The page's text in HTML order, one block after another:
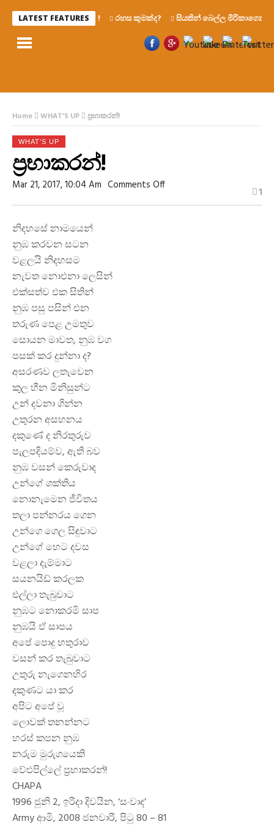
LATEST FEATURES රහස කුමක්ද? සියතින් බෙල්ල මිරිකාගෙන
Home WHAT'S UP ප්‍රභාකරන්!
WHAT'S UP
ප්‍රභාකරන්!
Mar 21, 2017, 10:04 Am Comments OffOn
1
නිදහසේ නාමයෙන්
නුඹ කරවන සටන
වළලයි නිදහසම
නැවත නොඑනා ලෙසින්
එක්සත්ව එක සිතින්
නුඹ පසු පසින් එන
තරුණ පෙළ උමතුව
සොයන මාවත, නුඹ වග
පසක් කර දුන්නා ද?
අසරණව ලතැවෙන
කුල හීන මිනිසුන්ට
උන් දවනා ගින්න
උතුරන අසහනය
දකුණේ ද නිරතුරුව
පැලපදියම්ව, ඇති බව
නුඹ වසන් කෙරුවාද
උන්ගේ ශක්තිය
නොනැමෙන ජීවිතය
තලා පන්නරය ගෙන
උන්ගෙ ගෙල සිඳුවාට
උන්ගේ හෙට දවස
වළලා දැම්මාට
සයනයිඩ් කරලක
එල්ලා තැබුවාට
නුඹට නොකරමි සාප
නුඹයි ඒ සාපය
අපේ පොදු හතුරාව
වසන් කර තැබුවාට
උතුරු නැගෙනහිර
දකුණට යා කර
අපිට අපේ වූ
ලොවක් තනන්නට
හරස් කපන නුඹ
නරුම මුරුගයෙකි
වේළුපිල්ලේ ප්‍රභාකරන්!
CHAPA
1996 ජුනි 2, ඉරිදා දිවයින, ‘සංවාද’
Army ආමි, 2008 ජනවාරි, පිටු 80 – 81